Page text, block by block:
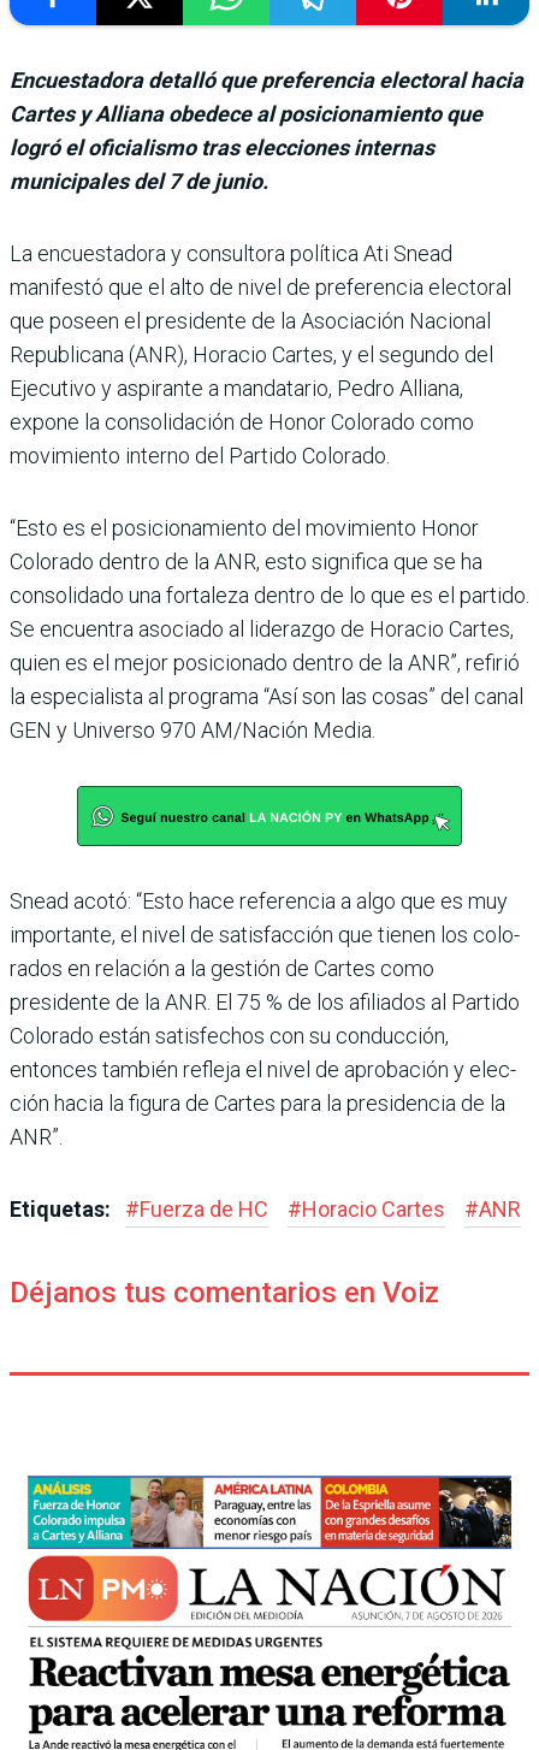
Encuestadora detalló que preferencia electoral hacia
Cartes y Alliana obedece al posicionamiento que
logró el oficialismo tras elecciones internas
municipales del 7 de junio.
La encuestadora y consultora política Ati Snead
manifestó que el alto de nivel de prefe­rencia electoral
que poseen el presidente de la Asociación Nacional
Republicana (ANR), Horacio Cartes, y el segundo del
Ejecutivo y aspirante a mandatario, Pedro Alliana,
expone la consolidación de Honor Colorado como
movi­miento interno del Partido Colorado.
“Esto es el posi­cionamiento del movimiento Honor
Colorado dentro de la ANR, esto significa que se ha
consolidado una fortaleza dentro de lo que es el partido.
Se encuentra asociado al lide­razgo de Horacio Cartes,
quien es el mejor posicionado dentro de la ANR”, refirió
la especia­lista al programa “Así son las cosas” del canal
GEN y Uni­verso 970 AM/Nación Media.
Snead acotó: “Esto hace referencia a algo que es muy
importante, el nivel de satis­facción que tienen los colo­
rados en relación a la gestión de Cartes como
presidente de la ANR. El 75 % de los afilia­dos al Partido
Colorado están satisfechos con su conduc­ción,
entonces también refleja el nivel de aprobación y elec­
ción hacia la figura de Car­tes para la presidencia de la
ANR”.
Etiquetas: #Fuerza de HC #Horacio Cartes #ANR
Déjanos tus comentarios en Voiz